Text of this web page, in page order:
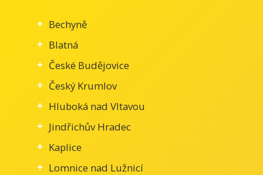
Bechyně
Blatná
České Budějovice
Český Krumlov
Hluboká nad Vltavou
Jindřichův Hradec
Kaplice
Lomnice nad Lužnicí